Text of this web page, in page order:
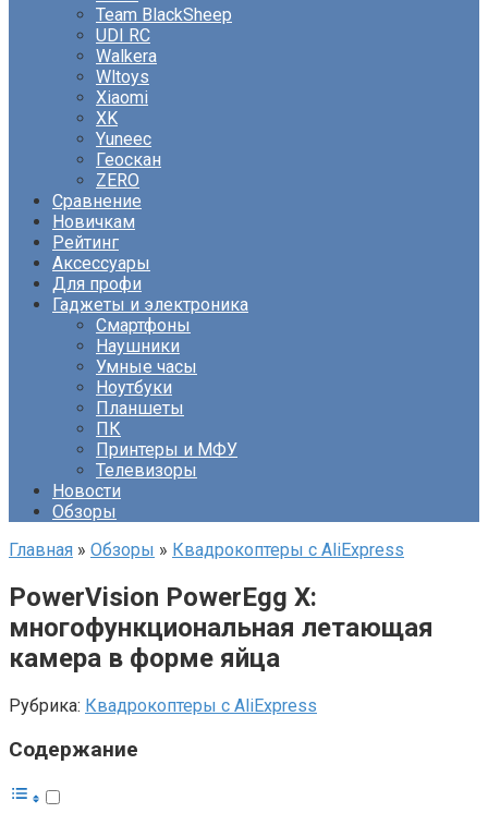
Team BlackSheep
UDI RC
Walkera
Wltoys
Xiaomi
XK
Yuneec
Геоскан
ZERO
Сравнение
Новичкам
Рейтинг
Аксессуары
Для профи
Гаджеты и электроника
Смартфоны
Наушники
Умные часы
Ноутбуки
Планшеты
ПК
Принтеры и МФУ
Телевизоры
Новости
Обзоры
Главная » Обзоры » Квадрокоптеры с AliExpress
PowerVision PowerEgg X:
многофункциональная летающая
камера в форме яйца
Рубрика: Квадрокоптеры с AliExpress
Содержание